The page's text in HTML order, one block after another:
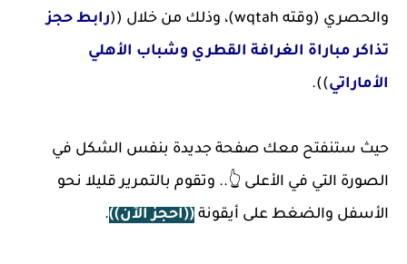
والحصري (وقته wqtah)، وذلك من خلال ((
رابط حجز
تذاكر مباراة الغرافة القطري وشباب الأهلي
الأماراتي)).
حيث ستنفتح معك صفحة جديدة بنفس الشكل في
الصورة التي في الأعلى 👆.. وتقوم بالتمرير قليلا نحو
الأسفل والضغط على أيقونة ((احجز الآن)).